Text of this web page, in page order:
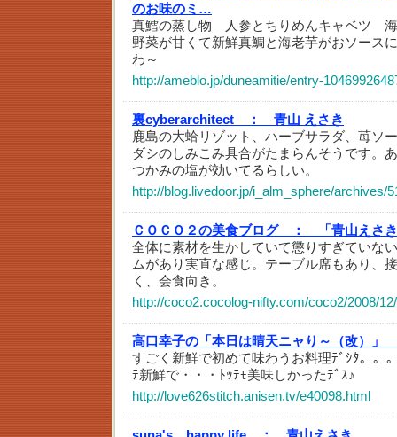
のお味のミ…
真鱈の蒸し物 人参とちりめんキャベツ
野菜が甘くて新鮮真鯛と海老芋がおソース
わ～
http://ameblo.jp/duneamitie/entry-
裏cyberarchitect ：
青山 えさき
鹿島の大蛤リゾット、ハーブサラダ、苺ソ
ダシのしみこみ具合がたまらんそうです。
つかみの塩が効いてるらしい。
http://blog.livedoor.jp/i_alm_sphere/archives/
ＣＯＣＯ２の美食ブログ ：
「青山えさ
全体に素材を生かしていて懲りすぎていな
ムがあり実直な感じ。テーブル席もあり、
く、会食向き。
http://coco2.cocolog-nifty.com/coco2/2008/
高口幸子の「本日は晴天ニャり～（改）」
すごく新鮮で初めて味わうお料理ﾃﾞｼﾀ。。
ﾃ新鮮で・・・ﾄｯﾃﾓ美味しかったﾃﾞｽ♪
http://love626stitch.anisen.tv/e40098.html